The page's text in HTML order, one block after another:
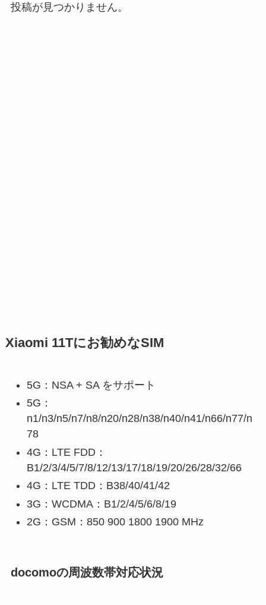
投稿が見つかりません。
Xiaomi 11Tにお勧めなSIM
5G：NSA + SA をサポート
5G：
n1/n3/n5/n7/n8/n20/n28/n38/n40/n41/n66/n77/n
78
4G：LTE FDD：
B1/2/3/4/5/7/8/12/13/17/18/19/20/26/28/32/66
4G：LTE TDD：B38/40/41/42
3G：WCDMA：B1/2/4/5/6/8/19
2G：GSM：850 900 1800 1900 MHz
docomoの周波数帯対応状況